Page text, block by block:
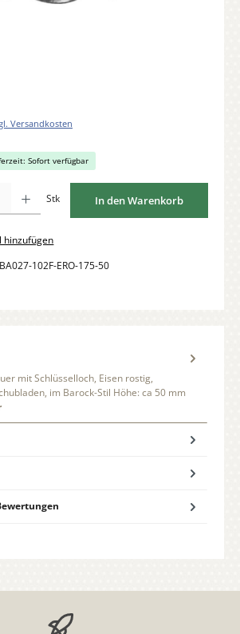
Versandkosten
Sofort verfügbar
Stk In den Warenkorb
hinzufügen
BA027-102F-ERO-175-50
mit Schlüsselloch, Eisen rostig,
im Barock-Stil Höhe: ca 50 mm